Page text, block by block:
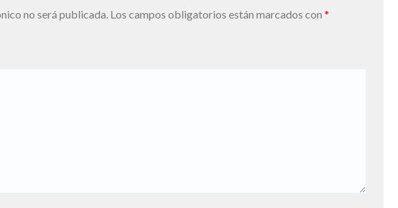
no será publicada. Los campos obligatorios están marcados con *